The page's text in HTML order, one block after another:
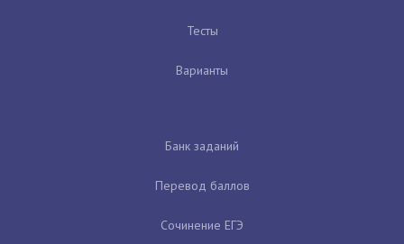
Тесты
Варианты
Банк заданий
Перевод баллов
Сочинение ЕГЭ